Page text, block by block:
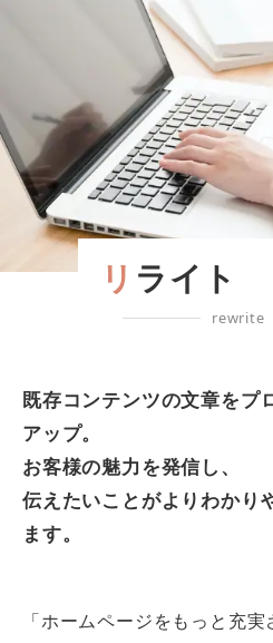
リライト
rewrite
既存コンテンツの文章をプ
アップ。
お客様の魅力を発信し、
伝えたいことがよりわかり
ます。
「ホームページをもっと充